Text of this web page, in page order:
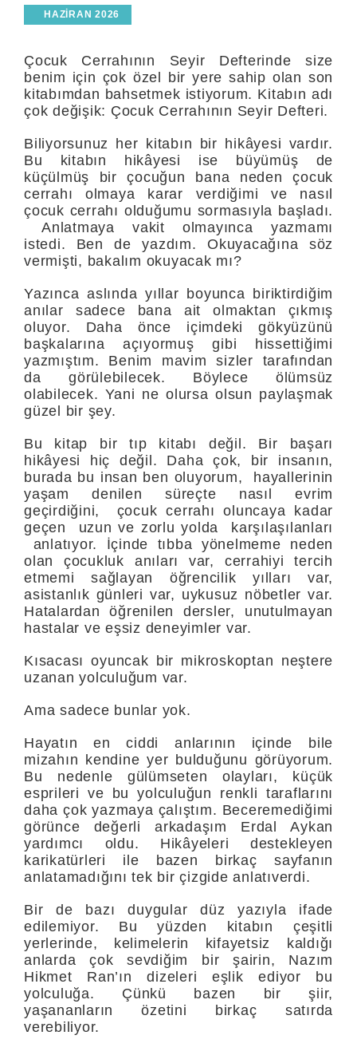
HAZIRAN 2026
Çocuk Cerrahının Seyir Defterinde size
benim için çok özel bir yere sahip olan son
kitabımdan bahsetmek istiyorum. Kitabın adı
çok değişik: Çocuk Cerrahının Seyir Defteri.
Biliyorsunuz her kitabın bir hikâyesi vardır.
Bu kitabın hikâyesi ise büyümüş de
küçülmüş bir çocuğun bana neden çocuk
cerrahı olmaya karar verdiğimi ve nasıl
çocuk cerrahı olduğumu sormasıyla başladı.
Anlatmaya vakit olmayınca yazmamı
istedi. Ben de yazdım. Okuyacağına söz
vermişti, bakalım okuyacak mı?
Yazınca aslında yıllar boyunca biriktirdiğim
anılar sadece bana ait olmaktan çıkmış
oluyor. Daha önce içimdeki gökyüzünü
başkalarına açıyormuş gibi hissettiğimi
yazmıştım. Benim mavim sizler tarafından
da görülebilecek. Böylece ölümsüz
olabilecek. Yani ne olursa olsun paylaşmak
güzel bir şey.
Bu kitap bir tıp kitabı değil. Bir başarı
hikâyesi hiç değil. Daha çok, bir insanın,
burada bu insan ben oluyorum, hayallerinin
yaşam denilen süreçte nasıl evrim
geçirdiğini, çocuk cerrahı oluncaya kadar
geçen uzun ve zorlu yolda karşılaşılanları
anlatıyor. İçinde tıbba yönelmeme neden
olan çocukluk anıları var, cerrahiyi tercih
etmemi sağlayan öğrencilik yılları var,
asistanlık günleri var, uykusuz nöbetler var.
Hatalardan öğrenilen dersler, unutulmayan
hastalar ve eşsiz deneyimler var.
Kısacası oyuncak bir mikroskoptan neştere
uzanan yolculuğum var.
Ama sadece bunlar yok.
Hayatın en ciddi anlarının içinde bile
mizahın kendine yer bulduğunu görüyorum.
Bu nedenle gülümseten olayları, küçük
esprileri ve bu yolculuğun renkli taraflarını
daha çok yazmaya çalıştım. Beceremediğimi
görünce değerli arkadaşım Erdal Aykan
yardımcı oldu. Hikâyeleri destekleyen
karikatürleri ile bazen birkaç sayfanın
anlatamadığını tek bir çizgide anlatıverdi.
Bir de bazı duygular düz yazıyla ifade
edilemiyor. Bu yüzden kitabın çeşitli
yerlerinde, kelimelerin kifayetsiz kaldığı
anlarda çok sevdiğim bir şairin, Nazım
Hikmet Ran’ın dizeleri eşlik ediyor bu
yolculuğa. Çünkü bazen bir şiir,
yaşananların özetini birkaç satırda
verebiliyor.